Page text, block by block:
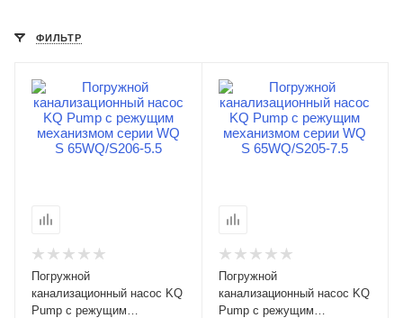
ФИЛЬТР
Погружной
канализационный насос KQ
Pump с режущим
Погружной
канализационный насос KQ
Pump с режущим